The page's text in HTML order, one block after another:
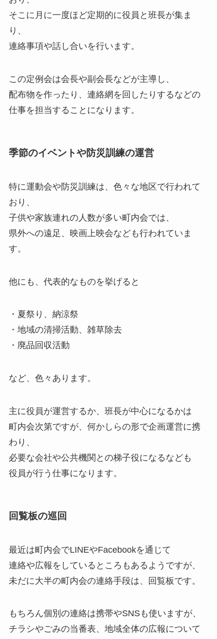
そこに月に一度ほど定期的に役員と班長が集ま
り、
連絡事項や話し合いを行います。
この定例会は会長や副会長などが主導し、
配布物を作ったり、連絡網を回したりするなどの
仕事を担当することになります。
季節のイベントや防災訓練の運営
特に運動会や防災訓練は、色々な地区で行われて
おり、
子供や家族連れの人数が多い町内会では、
県外への遠足、映画上映会なども行われていま
す。
他にも、代表的なものを挙げると
・夏祭り、納涼祭
・地域の清掃活動、雑草除去
・廃品回収活動
など、色々あります。
主に役員が運営するか、班長が中心になるかは
町内会次第ですが、何かしらの形で企画運営に携
わり、
必要な会社や公共機関との梯子役になるなども
役員が行う仕事になります。
回覧板の巡回
最近は町内会でLINEやFacebookを通じて
連絡や広報をしているところもあるようですが、
未だに大半の町内会の連絡手段は、回覧板です。
もちろん個別の連絡は携帯やSNSも使いますが、
チラシやごみの当番表、地域全体の広報について